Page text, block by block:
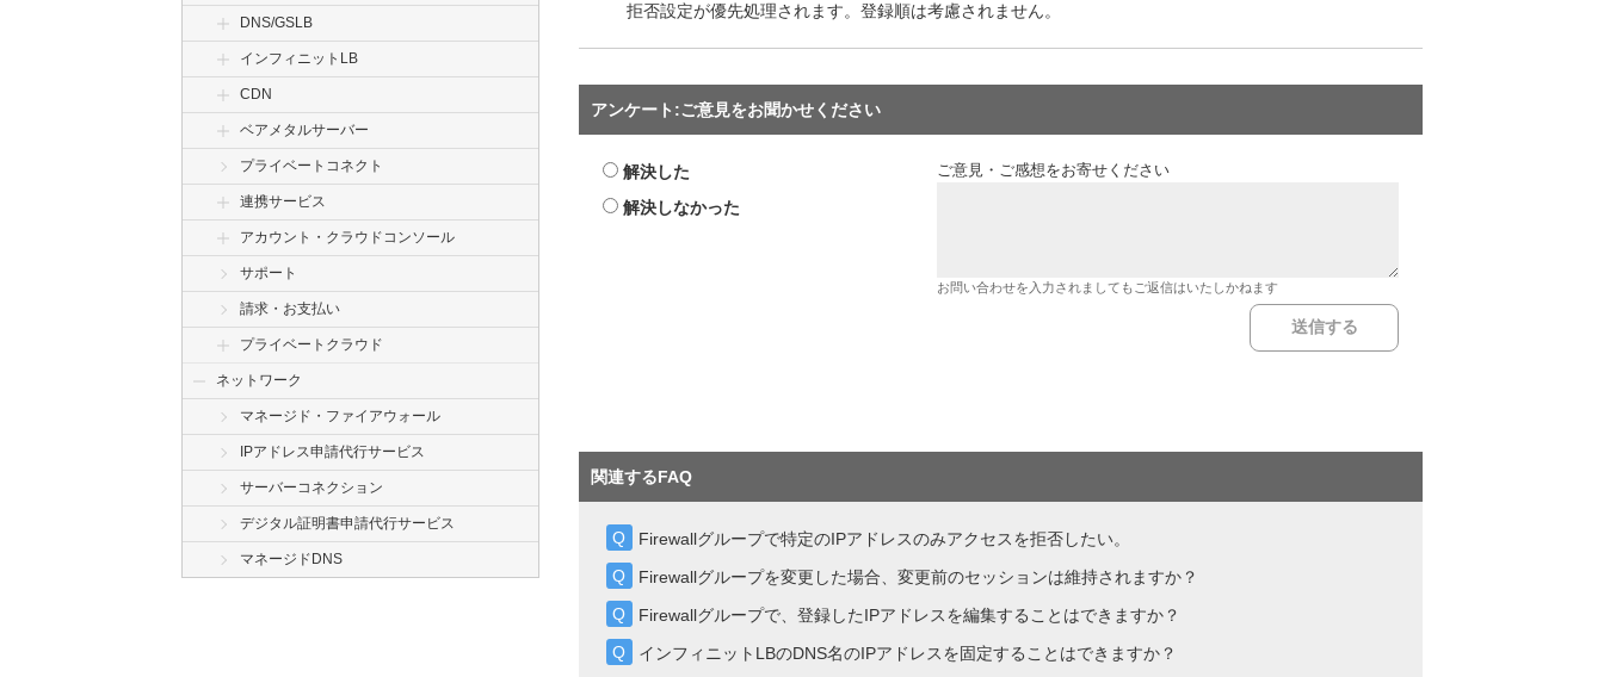
DNS/GSLB
インフィニットLB
CDN
ベアメタルサーバー
プライベートコネクト
連携サービス
アカウント・クラウドコンソール
サポート
請求・お支払い
プライベートクラウド
ネットワーク
マネージド・ファイアウォール
IPアドレス申請代行サービス
サーバーコネクション
デジタル証明書申請代行サービス
マネージドDNS
拒否設定が優先処理されます。登録順は考慮されません。
アンケート:ご意見をお聞かせください
解決した
解決しなかった
ご意見・ご感想をお寄せください
お問い合わせを入力されましてもご返信はいたしかねます
関連するFAQ
Firewallグループで特定のIPアドレスのみアクセスを拒否したい。
Firewallグループを変更した場合、変更前のセッションは維持されますか？
Firewallグループで、登録したIPアドレスを編集することはできますか？
インフィニットLBのDNS名のIPアドレスを固定することはできますか？